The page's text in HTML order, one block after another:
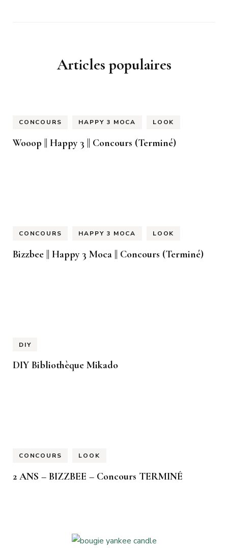
Articles populaires
CONCOURS HAPPY 3 MOCA LOOK
Wooop || Happy 3 || Concours (Terminé)
CONCOURS HAPPY 3 MOCA LOOK
Bizzbee || Happy 3 Moca || Concours (Terminé)
DIY
DIY Bibliothèque Mikado
CONCOURS LOOK
2 ANS – BIZZBEE – Concours TERMINÉ